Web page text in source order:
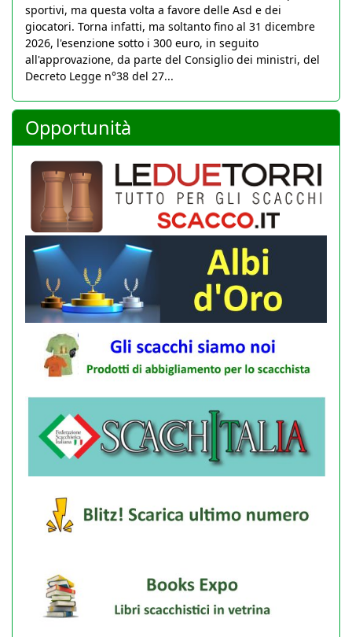
sportivi, ma questa volta a favore delle Asd e dei
giocatori. Torna infatti, ma soltanto fino al 31 dicembre
2026, l'esenzione sotto i 300 euro, in seguito
all'approvazione, da parte del Consiglio dei ministri, del
Decreto Legge n°38 del 27...
Opportunità